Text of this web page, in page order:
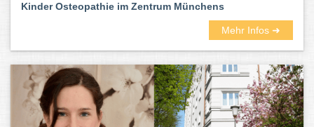
Kinder Osteopathie im Zentrum Münchens
Mehr Infos ➜